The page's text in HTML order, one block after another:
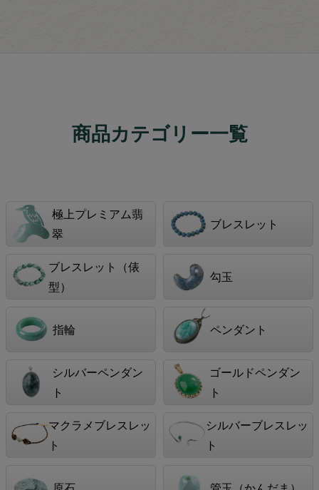
商品カテゴリー一覧
極上プレミアム翡
翠
ブレスレット
ブレスレット（俵
型）
勾玉
指輪 ペンダント
シルバーペンダン
ト
ゴールドペンダン
ト
マクラメブレスレッ
ト
シルバーブレスレッ
ト